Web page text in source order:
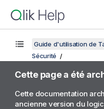
Guide d'utilisation de
Sécurité
Cette page a été
Cette documentation
ancienne version du